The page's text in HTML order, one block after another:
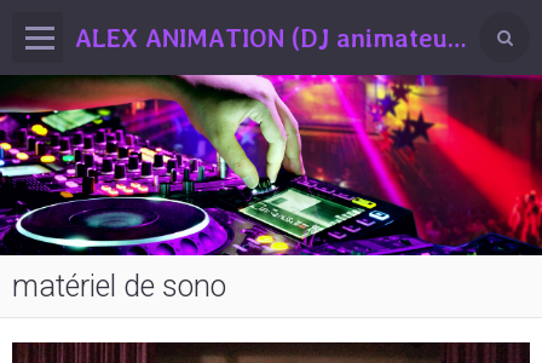
ALEX ANIMATION (DJ animateur professionnel Drôme / Ardèche)
matériel de sono